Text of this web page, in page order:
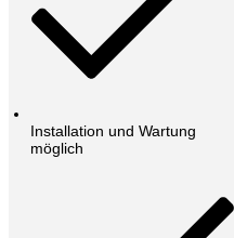
Installation und Wartung
möglich